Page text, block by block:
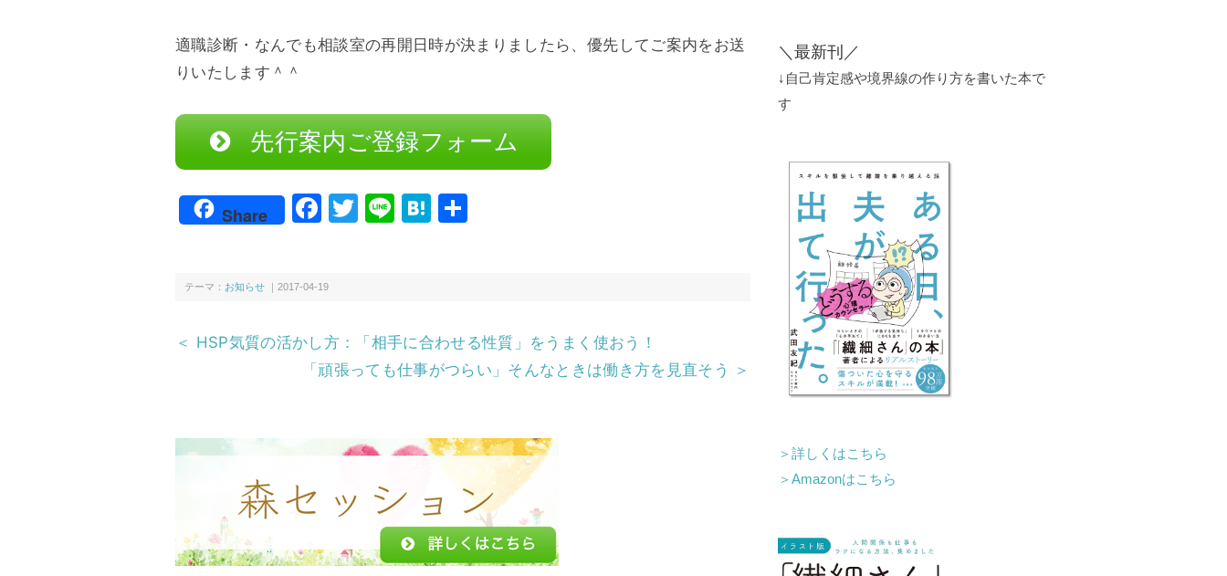
適職診断・なんでも相談室の再開日時が決まりましたら、優先してご案内をお送
りいたします＾＾
先行案内ご登録フォーム
Share
F
e
o
o
T
Li
H
テーマ： お知らせ ｜2017-04-19
＜ HSP気質の活かし方：「相手に合わせる性質」をうまく使おう！
「頑張っても仕事がつらい」そんなときは働き方を見直そう ＞
＼最新刊／
↓自己肯定感や境界線の作り方を書いた本で
す
＞詳しくはこちら
＞Amazonはこちら